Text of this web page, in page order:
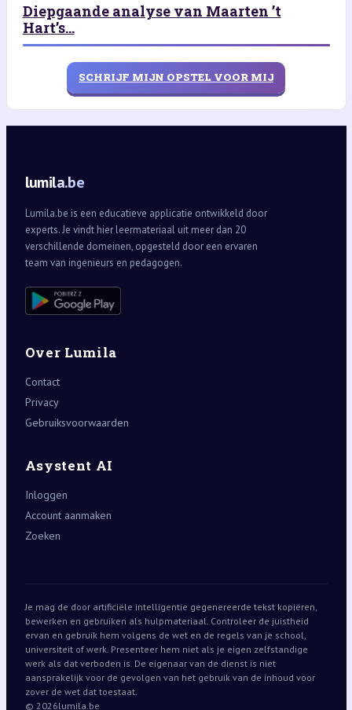
Diepgaande analyse van Maarten ’t
Hart’s...
SCHRIJF MIJN OPSTEL VOOR MIJ
lumila.be
Lumila.be is een educatieve applicatie ontwikkeld door
experts. Je vindt hier leermateriaal uit meer dan 20
verschillende domeinen, opgesteld door een ervaren
team van ingenieurs en pedagogen.
Over Lumila
Contact
Privacy
Gebruiksvoorwaarden
Asystent AI
Inloggen
Account aanmaken
Zoeken
Je mag de door artificiële intelligentie gegenereerde tekst kopiëren,
bewerken en gebruiken als hulpmateriaal. Controleer de juistheid
ervan en gebruik hem volgens de wet en de regels van je school,
universiteit of werk. Presenteer hem niet als je eigen zelfstandige
werk als dat verboden is. De eigenaar van de dienst is niet
aansprakelijk voor de gevolgen van het gebruik van de inhoud voor
zover de wet dat toestaat.
© 2026lumila.be